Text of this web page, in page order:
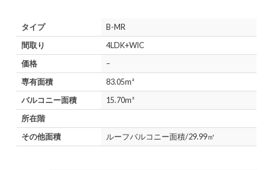
タイプ
B-MR
間取り
4LDK+WIC
価格
–
専有面積
83.05m²
バルコニー面積
15.70m²
所在階
その他面積
ルーフバルコニー面積/29.99㎡